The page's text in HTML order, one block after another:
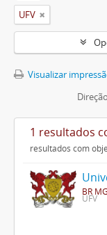
UFV
Visualizar
1 resultados
resultados com
BR
UFV